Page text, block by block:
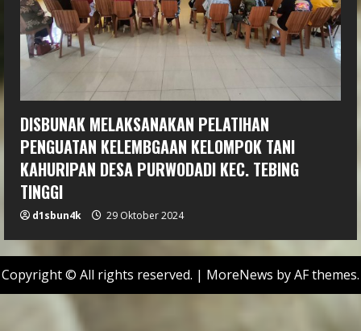
DISBUNAK MELAKSANAKAN PELATIHAN
PENGUATAN KELEMBGAAN KELOMPOK TANI
KAHURIPAN DESA PURWODADI KEC. TEBING
TINGGI
d1sbun4k 29 Oktober 2024
Copyright © All rights reserved. | MoreNews by AF themes.